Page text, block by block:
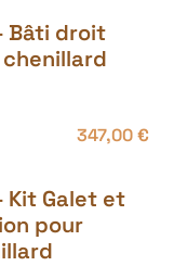
Bâti droit
347,00€
Kit Galet et
pour